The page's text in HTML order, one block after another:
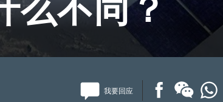
么不同？
我要回应